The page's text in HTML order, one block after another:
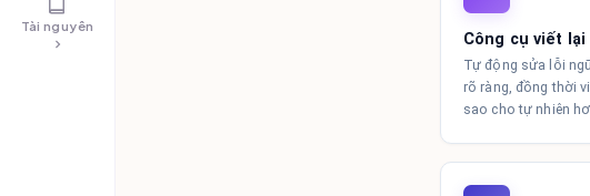
Tài nguyên
Công cụ viết
Tự động sửa lỗi
rõ ràng, đồng thời
sao cho tự nhiên